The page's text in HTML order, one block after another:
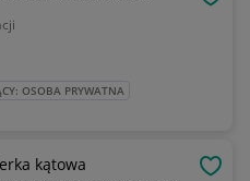
OSOBA PRYWATNA
kątowa